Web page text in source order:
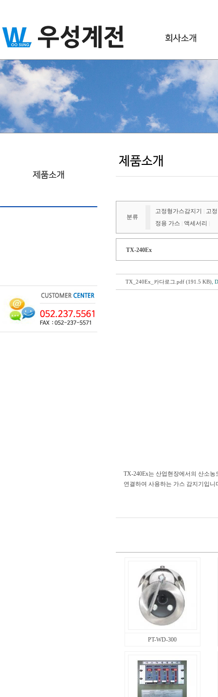
분류
고정형가스감지기
고
정용 가스
액세서리
TX-240Ex
TX_240Ex_카다로그.pdf (191.5 KB) ,
TX-240Ex는 산업현장에서의 산소
연결하여 사용하는 가스 감지기입니
PT-WD-300